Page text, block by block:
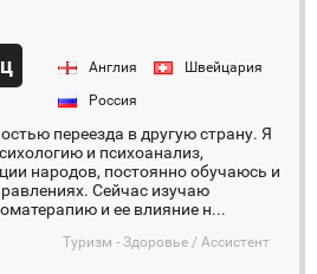
Англия
Швейцария
Россия
переезда в другую страну. Я
и психоанализ,
народов, постоянно обучаюсь и
Сейчас изучаю
и ее влияние н...
Туризм - Здоровье / Ассистент